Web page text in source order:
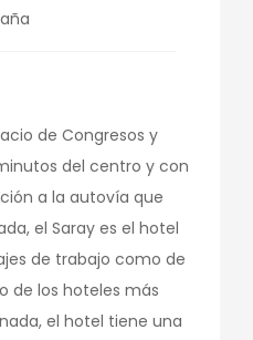
de Congresos y
del centro y con
a la autovía que
el Saray es el hotel
de trabajo como de
de los hoteles más
el hotel tiene una